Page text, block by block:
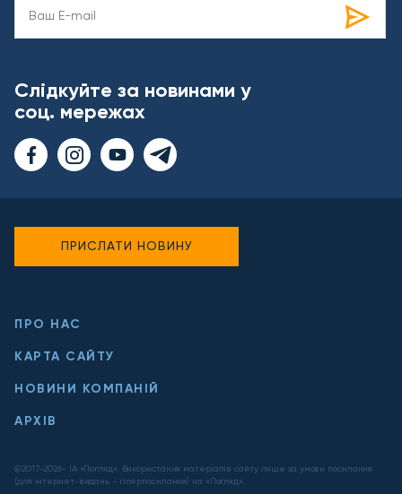
Слідкуйте за новинами у
соц. мережах
ПРО НАС
КАРТА САЙТУ
НОВИНИ КОМПАНІЙ
АРХІВ
@2017-2026- ІА «Погляд». Використання матеріалів сайту лише за умови посилання
(для інтернет-видань - гіперпосилання) на «Погляд».
ПРИСЛАТИ НОВИНУ